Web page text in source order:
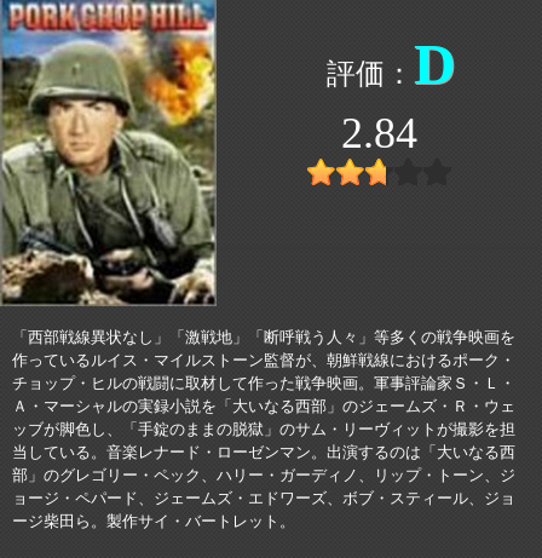
D
2.84
「西部戦線異状なし」「激戦地」「断呼戦う人々」等多くの戦争映画を
作っているルイス・マイルストーン監督が、朝鮮戦線におけるポーク・
チョップ・ヒルの戦闘に取材して作った戦争映画。軍事評論家Ｓ・Ｌ・
Ａ・マーシャルの実録小説を「大いなる西部」のジェームズ・Ｒ・ウェ
ッブが脚色し、「手錠のままの脱獄」のサム・リーヴィットが撮影を担
当している。音楽レナード・ローゼンマン。出演するのは「大いなる西
部」のグレゴリー・ペック、ハリー・ガーディノ、リップ・トーン、ジ
ョージ・ペパード、ジェームズ・エドワーズ、ボブ・スティール、ジョ
ージ柴田ら。製作サイ・バートレット。